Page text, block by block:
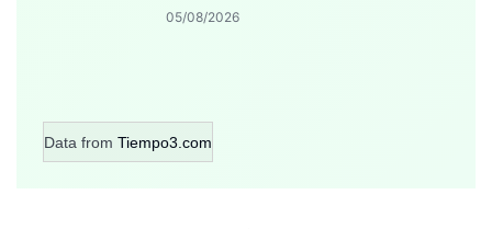
05/08/2026
Data from Tiempo3.com